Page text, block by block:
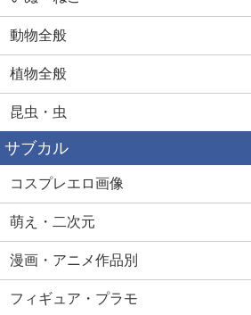
動物全般
植物全般
昆虫・虫
サブカル
コスプレエロ画像
萌え・二次元
漫画・アニメ作品別
フィギュア・プラモ